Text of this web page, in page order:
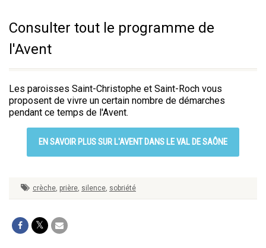
Consulter tout le programme de
l'Avent
Les paroisses Saint-Christophe et Saint-Roch vous
proposent de vivre un certain nombre de démarches
pendant ce temps de l'Avent.
EN SAVOIR PLUS SUR L'AVENT DANS LE VAL DE SAÔNE
crèche, prière, silence, sobriété